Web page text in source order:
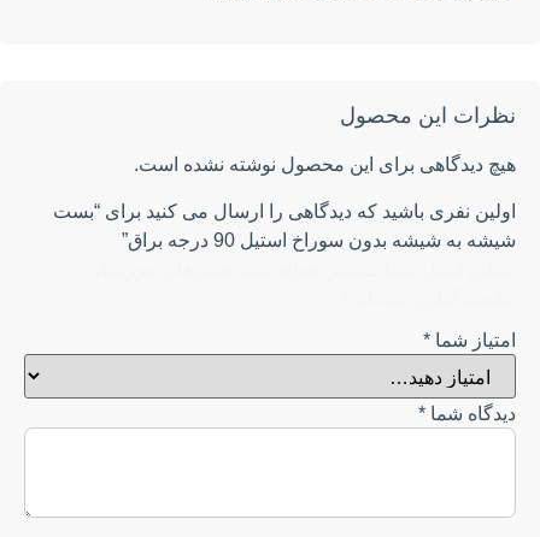
نظرات این محصول
هیچ دیدگاهی برای این محصول نوشته نشده است.
اولین نفری باشید که دیدگاهی را ارسال می کنید برای “بست
شیشه به شیشه بدون سوراخ استیل 90 درجه براق”
امتیاز شما *
دیدگاه شما *